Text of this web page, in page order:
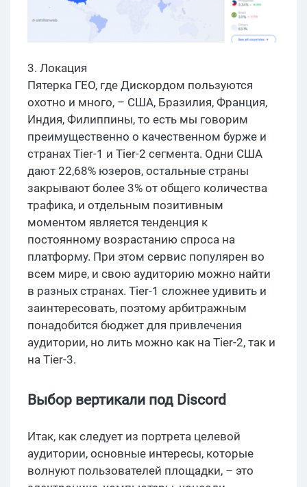
3. Локация
Пятерка ГЕО, где Дискордом пользуются
охотно и много, – США, Бразилия, Франция,
Индия, Филиппины, то есть мы говорим
преимущественно о качественном бурже и
странах Tier-1 и Tier-2 сегмента. Одни США
дают 22,68% юзеров, остальные страны
закрывают более 3% от общего количества
трафика, и отдельным позитивным
моментом является тенденция к
постоянному возрастанию спроса на
платформу. При этом сервис популярен во
всем мире, и свою аудиторию можно найти
в разных странах. Tier-1 сложнее удивить и
заинтересовать, поэтому арбитражным
понадобится бюджет для привлечения
аудитории, но лить можно как на Tier-2, так и
на Tier-3.​
Выбор вертикали под Discord
Итак, как следует из портрета целевой
аудитории, основные интересы, которые
волнуют пользователей площадки, – это